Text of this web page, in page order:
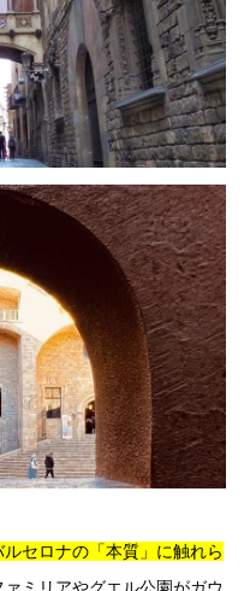
ルセロナの「本質」に触れら